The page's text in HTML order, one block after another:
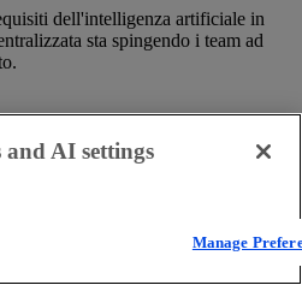
dell'intelligenza artificiale in
sta spingendo i team ad
and AI settings
Manage